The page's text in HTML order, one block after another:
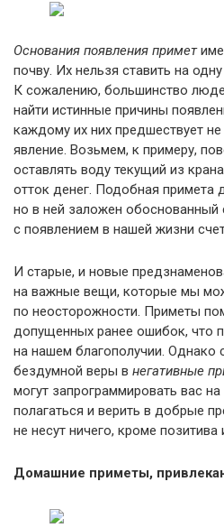
Основания появления примет
почву. Их нельзя ставить на
К сожалению, большинство
найти истинные причины
каждому их них предшествует
явление. Возьмем, к примеру,
оставлять воду текущий из
отток денег. Подобная примета
но в ней заложен
с появлением в нашей жизни
И старые, и новые
на важные вещи, которые мы
по неосторожности. Приметы
допущенных ранее ошибок, что
на нашем благополучии. Однако
бездумной веры в негативные
могут запрограммировать вас
полагаться и верить в добрые
не несут ничего, кроме позитива
Домашние приметы,